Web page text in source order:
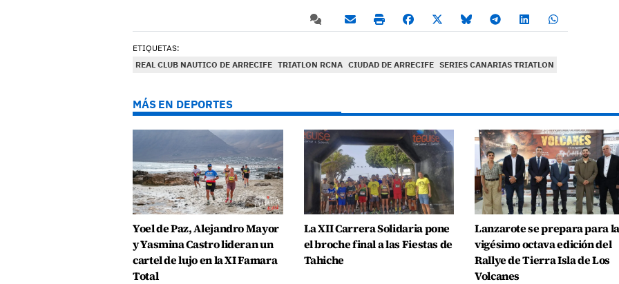
ETIQUETAS:
REAL CLUB NAUTICO DE ARRECIFE TRIATLON RCNA CIUDAD DE ARRECIFE SERIES CANARIAS TRIATLON
MÁS EN DEPORTES
Yoel de Paz, Alejandro Mayor
y Yasmina Castro lideran un
cartel de lujo en la XI Famara
Total
La XII Carrera Solidaria pone
el broche final a las Fiestas de
Tahiche
Lanzarote se prepara para la
vigésimo octava edición del
Rallye de Tierra Isla de Los
Volcanes